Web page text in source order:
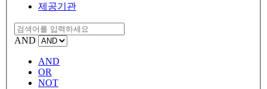
제공기관
AND
AND
OR
NOT